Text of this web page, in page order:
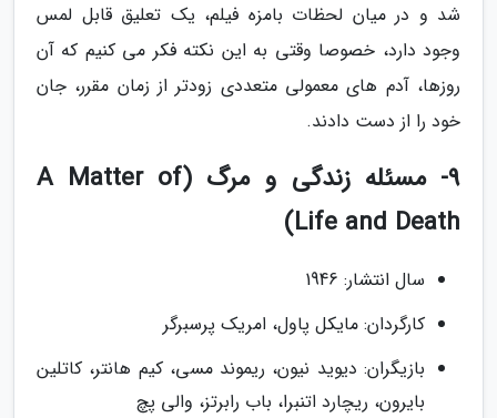
شد و در میان لحظات بامزه فیلم، یک تعلیق قابل لمس
وجود دارد، خصوصا وقتی به این نکته فکر می کنیم که آن
روزها، آدم های معمولی متعددی زودتر از زمان مقرر، جان
خود را از دست دادند.
9- مسئله زندگی و مرگ (A Matter of
Life and Death)
سال انتشار: 1946
کارگردان: مایکل پاول، امریک پرسبرگر
بازیگران: دیوید نیون، ریموند مسی، کیم هانتر، کاتلین
بایرون، ریچارد اتنبرا، باب رابرتز، والی پچ